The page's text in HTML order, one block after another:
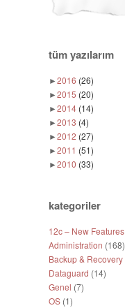
tüm yazılarım
►2016 (26)
►2015 (20)
►2014 (14)
►2013 (4)
►2012 (27)
►2011 (51)
►2010 (33)
kategoriler
12c – New Features
Administration (168)
Backup & Recovery
Dataguard (14)
Genel (7)
OS (1)